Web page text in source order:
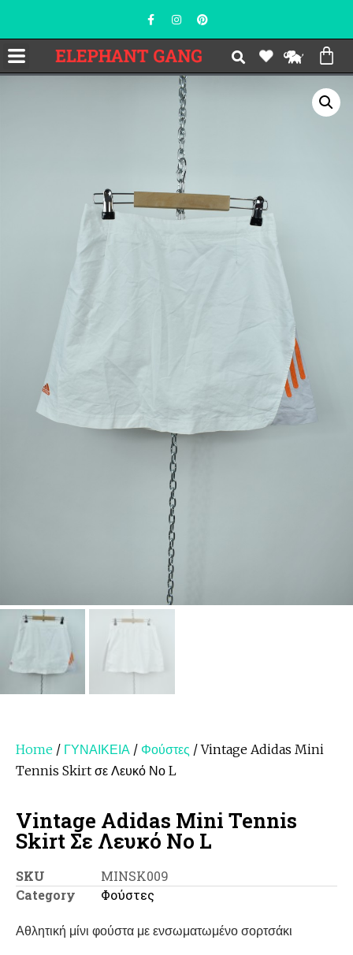
Home / ΓΥΝΑΙΚΕΙΑ / Φούστες / Vintage Adidas Mini
Tennis Skirt σε Λευκό Νο L
Vintage Adidas Mini Tennis
Skirt Σε Λευκό Νο L
SKU
MINSK009
Category
Φούστες
Αθλητική μίνι φούστα με ενσωματωμένο σορτσάκι